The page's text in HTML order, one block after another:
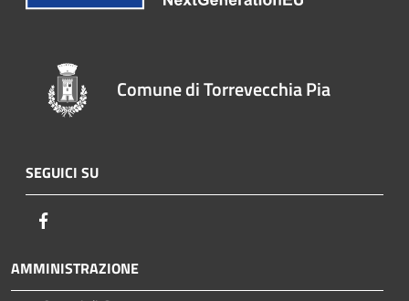
Comune di Torrevecchia Pia
SEGUICI SU
AMMINISTRAZIONE